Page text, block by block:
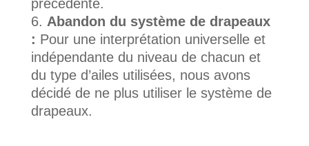
précédente.
Abandon du système de drapeaux
: Pour une interprétation universelle et
indépendante du niveau de chacun et
du type d’ailes utilisées, nous avons
décidé de ne plus utiliser le système de
drapeaux.